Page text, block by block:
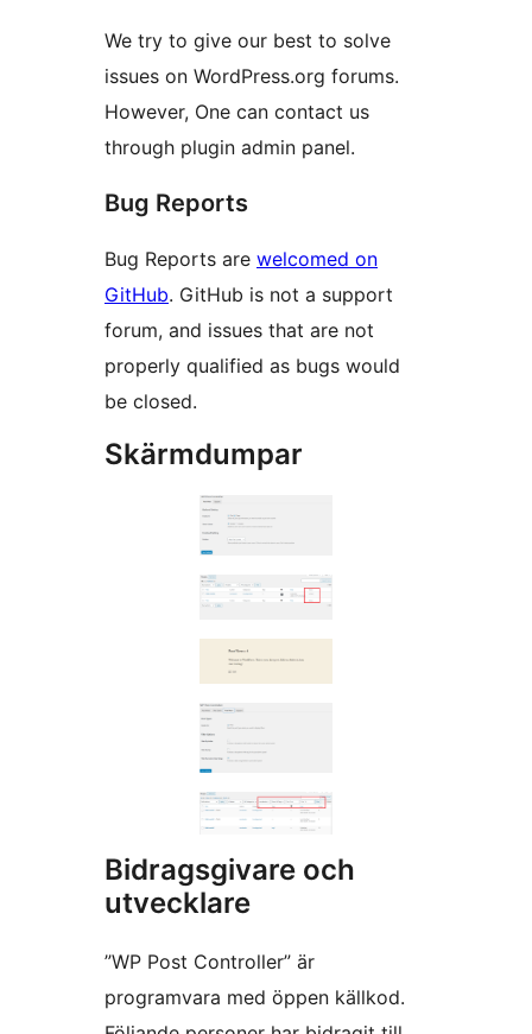
We try to give our best to solve
issues on WordPress.org forums.
However, One can contact us
through plugin admin panel.
Bug Reports
Bug Reports are welcomed on
GitHub. GitHub is not a support
forum, and issues that are not
properly qualified as bugs would
be closed.
Skärmdumpar
Bidragsgivare och
utvecklare
”WP Post Controller” är
programvara med öppen källkod.